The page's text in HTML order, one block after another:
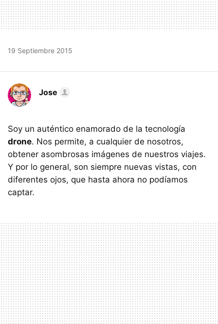
19 Septiembre 2015
Jose
Soy un auténtico enamorado de la tecnología
drone. Nos permite, a cualquier de nosotros,
obtener asombrosas imágenes de nuestros viajes.
Y por lo general, son siempre nuevas vistas, con
diferentes ojos, que hasta ahora no podíamos
captar.